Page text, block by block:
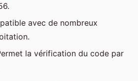
avec de nombreux
la vérification du code par